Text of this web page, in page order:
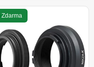
Zdarma